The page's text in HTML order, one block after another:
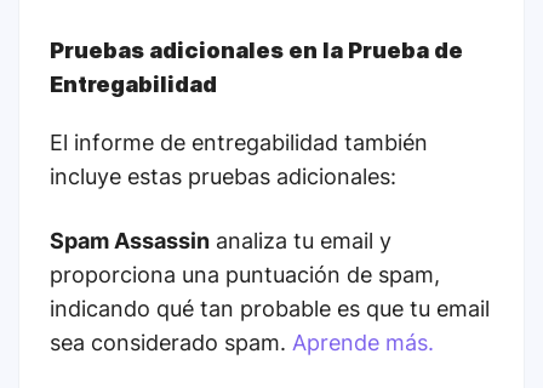
Pruebas adicionales en la Prueba de
Entregabilidad
El informe de entregabilidad también
incluye estas pruebas adicionales:
Spam Assassin analiza tu email y
proporciona una puntuación de spam,
indicando qué tan probable es que tu email
sea considerado spam. Aprende más.